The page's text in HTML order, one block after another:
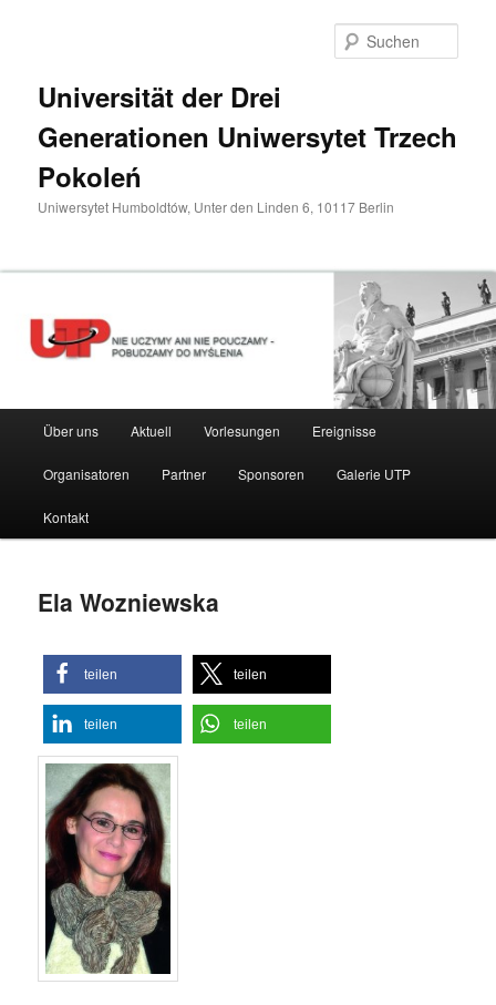
Universität der Drei
Generationen Uniwersytet Trzech
Pokoleń
Uniwersytet Humboldtów, Unter den Linden 6, 10117 Berlin
HauptmenüÜber uns Aktuell Vorlesungen Ereignisse
Organisatoren Partner Sponsoren Galerie UTP
Kontakt
Ela Wozniewska
teilen teilen
teilen teilen